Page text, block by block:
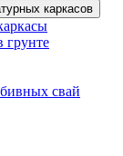
каркасов
грунте
свай